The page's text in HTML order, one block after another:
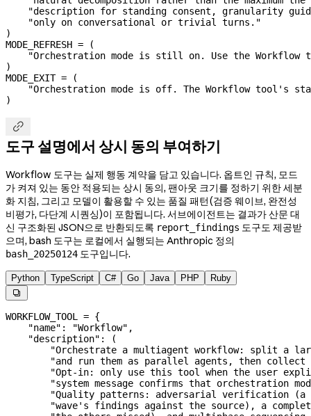
"description for standing consent, granularity
    "only on conversational or trivial turns."
)
MODE_REFRESH = (
"Orchestration mode is still on. Use the Workflow
)
MODE_EXIT = (
"Orchestration mode is off. The Workflow tool's
)

도구 설명에서 상시 동의 부여하기
Workflow 도구는 실제 행동 계약을 담고 있습니다. 옵트인 규칙, 모드
가 켜져 있는 동안 적용되는 상시 동의, 팬아웃 크기를 정하기 위한 세분
화 지침, 그리고 모델이 활용할 수 있는 품질 패턴(검증 웨이브, 완전성
비평가, 다단계 시퀀싱)이 포함됩니다. 서브에이전트는 결과가 산문 대
신 구조화된 JSON으로 반환되도록 report_findings 도구도 제공받
으며, bash 도구는 로컬에서 실행되는 Anthropic 정의
bash_20250124 도구입니다.
Python TypeScript C# Go Java PHP Ruby

WORKFLOW_TOOL = {
    "name"
: "Workflow" ,
    "description"
: (
"Orchestrate a multiagent workflow: split a
"and run them as parallel agents, then collect
"Opt-in: only use this tool when the user
"system message confirms that orchestration
"Quality patterns: adversarial verification
"wave's findings against the source), a